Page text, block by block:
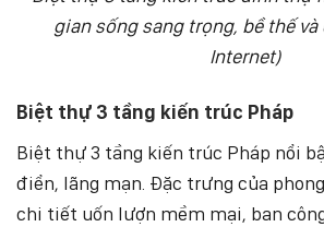
gian sống sang trọng, bề thế và
Internet)
Biệt thự 3 tầng kiến trúc Pháp
Biệt thự 3 tầng kiến trúc Pháp nổi
điển, lãng mạn. Đặc trưng của
chi tiết uốn lượn mềm mại, ban